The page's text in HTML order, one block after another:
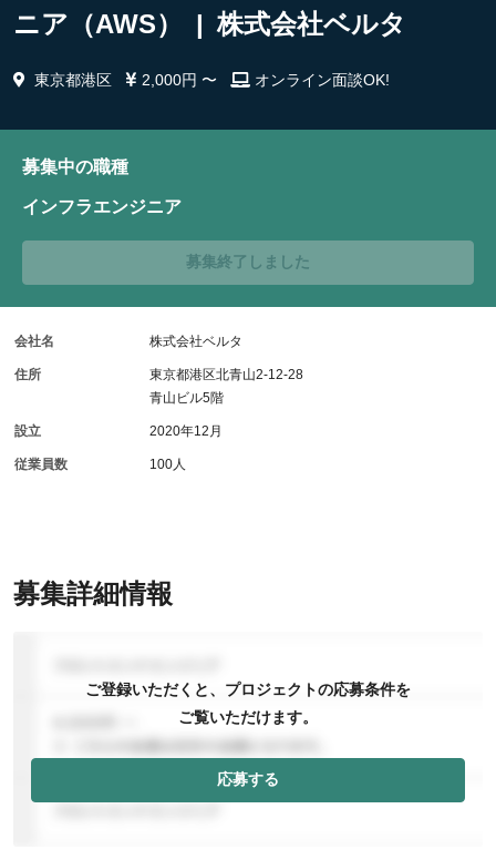
ニア（AWS） | 株式会社ベルタ
東京都港区 2,000円 〜 オンライン面談OK!
募集詳細情報
ご登録いただくと、プロジェクトの応募条件を
ご覧いただけます。
応募する
募集中の職種
インフラエンジニア
募集終了しました
会社名 株式会社ベルタ
住所
東京都港区北青山2-12-28
青山ビル5階
設立 2020年12月
従業員数 100人